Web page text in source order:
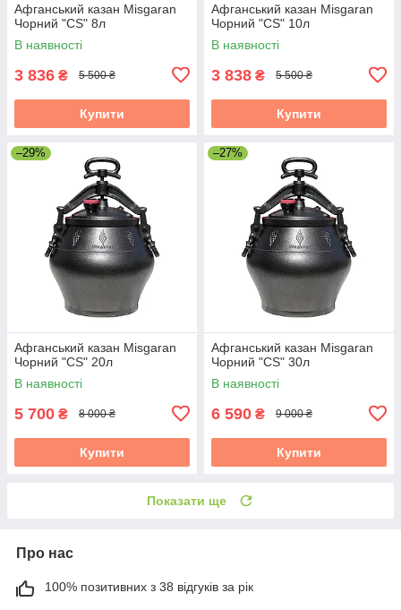
Афганський казан Misgaran
Чорний "CS" 8л
В наявності
3 836 ₴ 5 500 ₴
Купити
Афганський казан Misgaran
Чорний "CS" 10л
В наявності
3 838 ₴ 5 500 ₴
Купити
–29%
Афганський казан Misgaran
Чорний "CS" 20л
В наявності
5 700 ₴ 8 000 ₴
Купити
–27%
Афганський казан Misgaran
Чорний "CS" 30л
В наявності
6 590 ₴ 9 000 ₴
Купити
Показати ще
Про нас
100% позитивних з 38 відгуків за рік